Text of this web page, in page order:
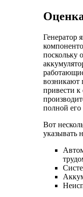
Генератор
поскольку
возникают
привести
полной его
Вот
указывать